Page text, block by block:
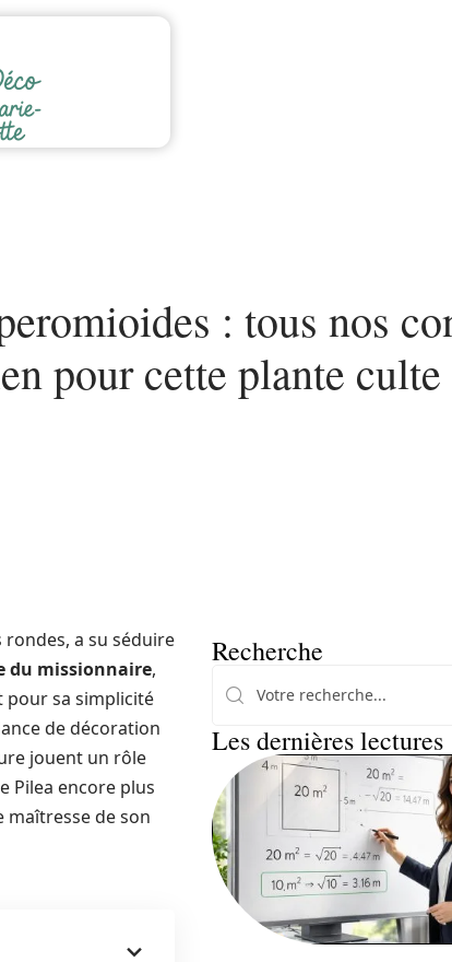
: tous nos
pour cette plante culte
a su séduire
du missionnaire,
pour sa simplicité
de décoration
jouent un rôle
Pilea encore plus
maîtresse de son
Recherche
Les dernières lectures